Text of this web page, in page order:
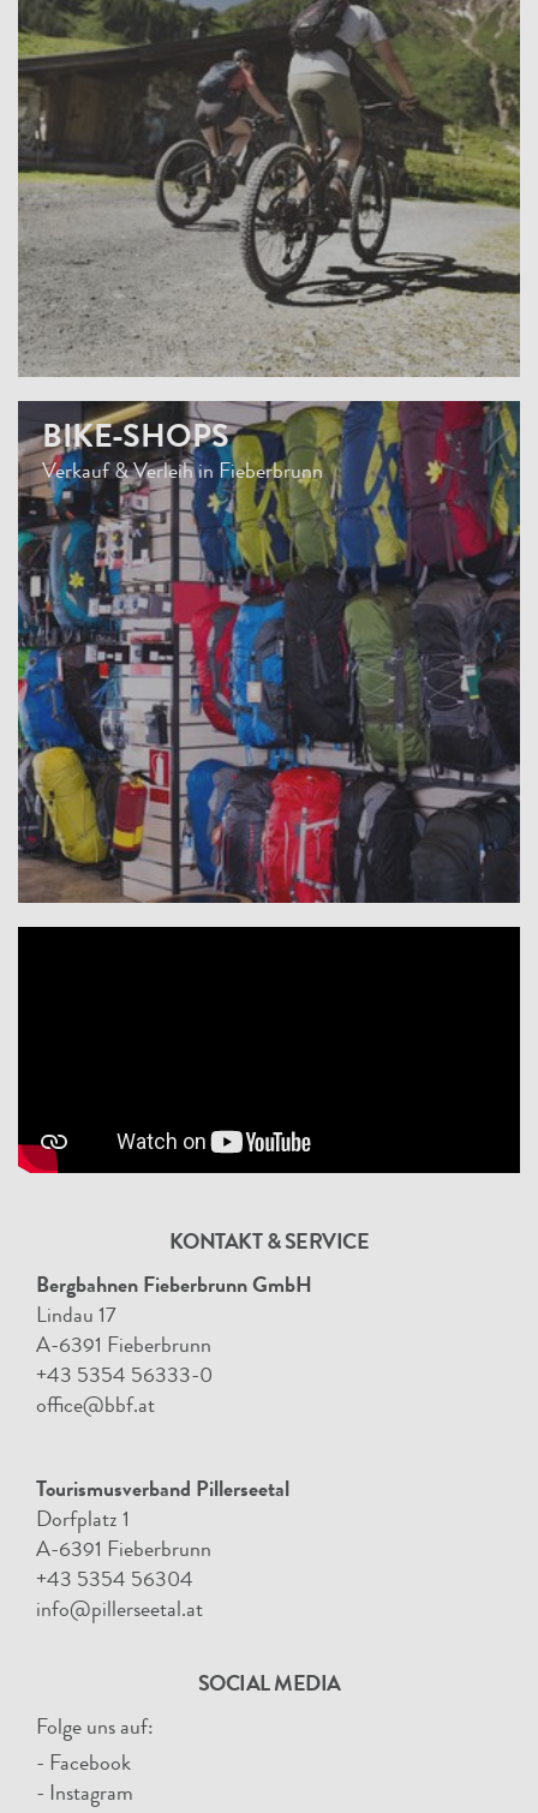
BIKE-SHOPS
Verkauf & Verleih in Fieberbrunn
KONTAKT & SERVICE
Bergbahnen Fieberbrunn GmbH
Lindau 17
A-6391 Fieberbrunn
+43 5354 56333-0
office@bbf.at
Tourismusverband Pillerseetal
Dorfplatz 1
A-6391 Fieberbrunn
+43 5354 56304
info@pillerseetal.at
SOCIAL MEDIA
Folge uns auf:
- Facebook
- Instagram